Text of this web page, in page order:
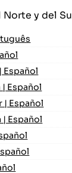
Norte y del
Español
| Español
| Español
| Español